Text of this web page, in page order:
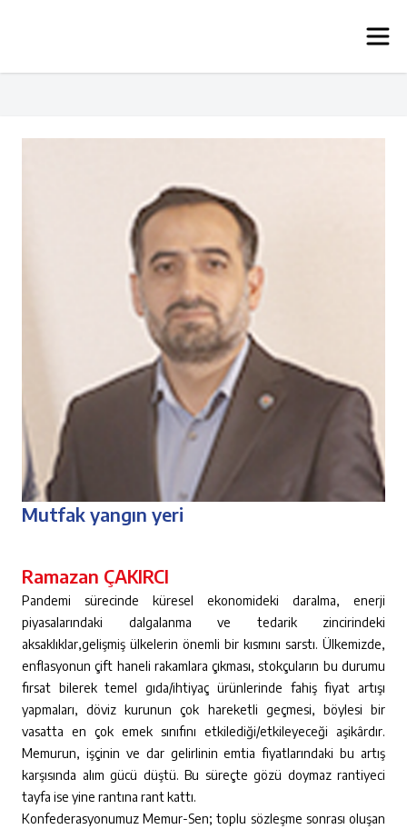
Mutfak yangın yeri
Ramazan ÇAKIRCI
Pandemi sürecinde küresel ekonomideki daralma, enerji
piyasalarındaki dalgalanma ve tedarik zincirindeki
aksaklıklar,gelişmiş ülkelerin önemli bir kısmını sarstı. Ülkemizde,
enflasyonun çift haneli rakamlara çıkması, stokçuların bu durumu
fırsat bilerek temel gıda/ihtiyaç ürünlerinde fahiş fiyat artışı
yapmaları, döviz kurunun çok hareketli geçmesi, böylesi bir
vasatta en çok emek sınıfını etkilediği/etkileyeceği aşikârdır.
Memurun, işçinin ve dar gelirlinin emtia fiyatlarındaki bu artış
karşısında alım gücü düştü. Bu süreçte gözü doymaz rantiyeci
tayfa ise yine rantına rant kattı.
Konfederasyonumuz Memur-Sen; toplu sözleşme sonrası oluşan